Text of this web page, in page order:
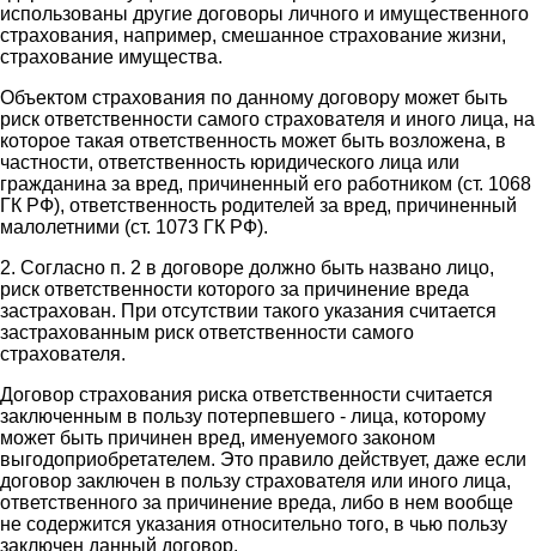
использованы другие договоры личного и имущественного
страхования, например, смешанное страхование жизни,
страхование имущества.
Объектом страхования по данному договору может быть
риск ответственности самого страхователя и иного лица, на
которое такая ответственность может быть возложена, в
частности, ответственность юридического лица или
гражданина за вред, причиненный его работником (ст. 1068
ГК РФ), ответственность родителей за вред, причиненный
малолетними (ст. 1073 ГК РФ).
2. Согласно п. 2 в договоре должно быть названо лицо,
риск ответственности которого за причинение вреда
застрахован. При отсутствии такого указания считается
застрахованным риск ответственности самого
страхователя.
Договор страхования риска ответственности считается
заключенным в пользу потерпевшего - лица, которому
может быть причинен вред, именуемого законом
выгодоприобретателем. Это правило действует, даже если
договор заключен в пользу страхователя или иного лица,
ответственного за причинение вреда, либо в нем вообще
не содержится указания относительно того, в чью пользу
заключен данный договор.